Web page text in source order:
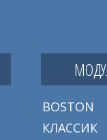
BOSTON
КЛАССИК